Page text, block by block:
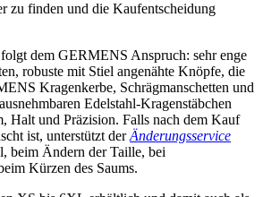
dem GERMENS Anspruch: sehr enge
Kragenkerbe, Schrägmanschetten und
Edelstahl-Kragenstäbchen
Halt und Präzision. Falls nach dem Kauf
ist, unterstützt derÄnderungsservice
beim Ändern der Taille, bei
Kürzen des Saums.
XS bis 6XL erhältlich und damit auch als